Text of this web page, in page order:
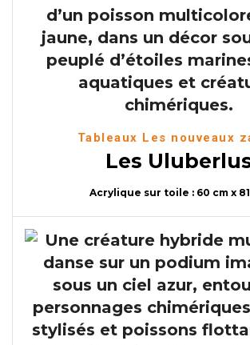
Tableaux Les nouveaux
Les
Acrylique sur toile : 60 cm x